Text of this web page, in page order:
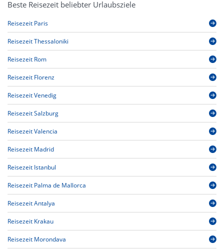
Beste Reisezeit beliebter Urlaubsziele
Reisezeit Paris
Reisezeit Thessaloniki
Reisezeit Rom
Reisezeit Florenz
Reisezeit Venedig
Reisezeit Salzburg
Reisezeit Valencia
Reisezeit Madrid
Reisezeit Istanbul
Reisezeit Palma de Mallorca
Reisezeit Antalya
Reisezeit Krakau
Reisezeit Morondava